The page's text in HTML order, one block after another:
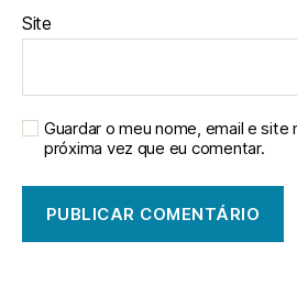
Site
Guardar o meu nome, email e site
próxima vez que eu comentar.